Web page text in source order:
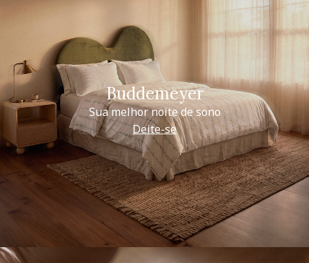
Buddemeyer
Sua melhor noite de sono
Deite-se